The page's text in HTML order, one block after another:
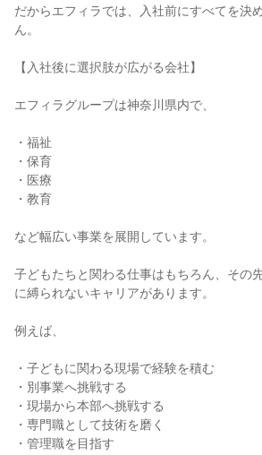
だからエフィラでは、入社前にすべてを決
ん。
【入社後に選択肢が広がる会社】
エフィラグループは神奈川県内で、
・福祉
・保育
・医療
・教育
など幅広い事業を展開しています。
子どもたちと関わる仕事はもちろん、その
に縛られないキャリアがあります。
例えば、
・子どもに関わる現場で経験を積む
・別事業へ挑戦する
・現場から本部へ挑戦する
・専門職として技術を磨く
・管理職を目指す